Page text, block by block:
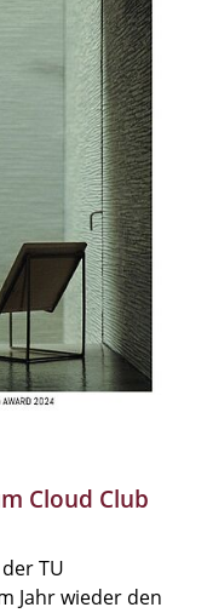
Cloud Club
TU
Jahr wieder den